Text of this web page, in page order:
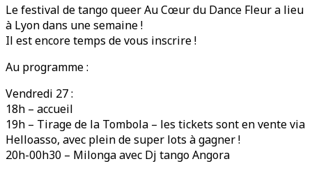
Le festival de tango queer Au Cœur du Dance Fleur a lieu
à Lyon dans une semaine !
Il est encore temps de vous inscrire !
Au programme :
Vendredi 27 :
18h – accueil
19h – Tirage de la Tombola – les tickets sont en vente via
Helloasso, avec plein de super lots à gagner !
20h-00h30 – Milonga avec Dj tango Angora